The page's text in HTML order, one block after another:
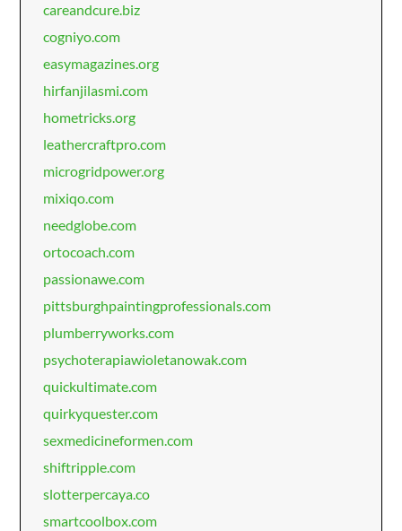
careandcure.biz
cogniyo.com
easymagazines.org
hirfanjilasmi.com
hometricks.org
leathercraftpro.com
microgridpower.org
mixiqo.com
needglobe.com
ortocoach.com
passionawe.com
pittsburghpaintingprofessionals.com
plumberryworks.com
psychoterapiawioletanowak.com
quickultimate.com
quirkyquester.com
sexmedicineformen.com
shiftripple.com
slotterpercaya.co
smartcoolbox.com